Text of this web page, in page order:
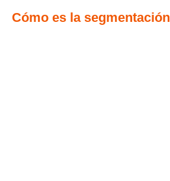
Cómo es la segmentación